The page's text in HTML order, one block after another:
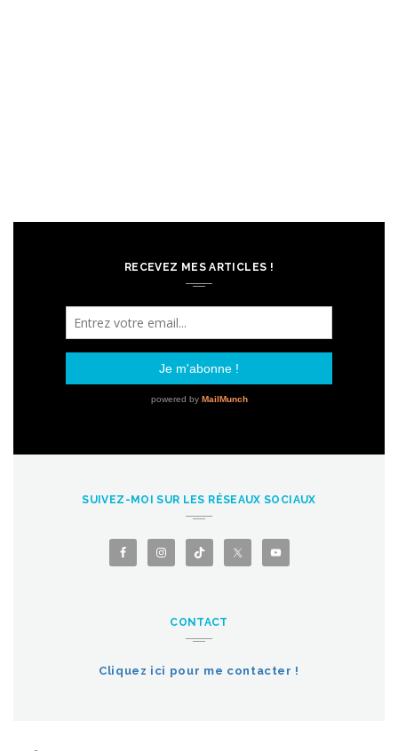
RECEVEZ MES ARTICLES !
SUIVEZ-MOI SUR LES RÉSEAUX SOCIAUX
CONTACT
Cliquez ici pour me contacter !